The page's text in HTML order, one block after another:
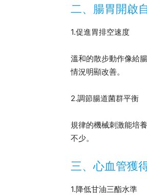
二、腸胃開啟
1.促進胃排空速度
溫和的散步動作像給
情況明顯改善。
2.調節腸道菌群平衡
規律的機械刺激能培
不少。
三、心血管獲
1.降低甘油三酯水準